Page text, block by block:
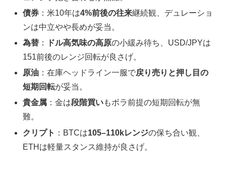
債券 ：米10年は4%前後の往来継続観、デュレーショ
ンは中立やや長めが妥当。
為替 ： ドル高気味の高原の小緩み待ち、USD/JPYは
151前後のレンジ回転が良さげ。
原油 ：在庫ヘッドライン一服で戻り売りと押し目の
短期回転が妥当。
貴金属 ：金は段階買いもボラ前提の短期回転が無
難。
クリプト ：BTCは105–110kレンジの保ち合い観、
ETHは軽量スタンス維持が良さげ。